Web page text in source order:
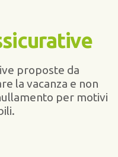
proposte da
la vacanza e non
per motivi